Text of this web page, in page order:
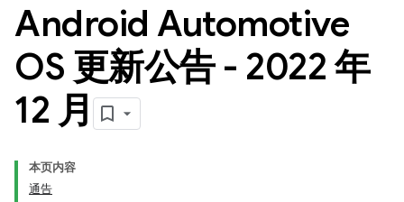
Android Automotive
OS 更新公告 - 2022 年
12 月
本页内容
通告